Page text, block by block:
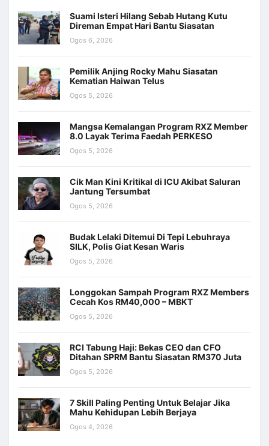
Suami Isteri Hilang Sebab Hutang Kutu
Direman Empat Hari Bantu Siasatan
Ogos 6, 2026
Pemilik Anjing Rocky Mahu Siasatan
Kematian Haiwan Telus
Ogos 5, 2026
Mangsa Kemalangan Program RXZ Member
8.0 Layak Terima Faedah PERKESO
Ogos 5, 2026
Cik Man Kini Kritikal di ICU Akibat Saluran
Jantung Tersumbat
Ogos 5, 2026
Budak Lelaki Ditemui Di Tepi Lebuhraya
SILK, Polis Giat Kesan Waris
Ogos 5, 2026
Longgokan Sampah Program RXZ Members
Cecah Kos RM40,000 – MBKT
Ogos 5, 2026
RCI Tabung Haji: Bekas CEO dan CFO
Ditahan SPRM Bantu Siasatan RM370 Juta
Ogos 5, 2026
7 Skill Paling Penting Untuk Belajar Jika
Mahu Kehidupan Lebih Berjaya
Ogos 4, 2026